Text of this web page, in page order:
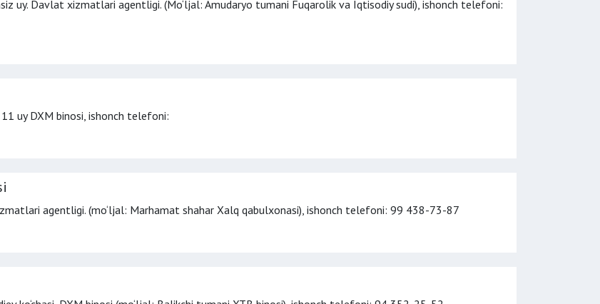
uy. Davlat xizmatlari agentligi. (Mo‘ljal: Amudaryo tumani Fuqarolik va Iqtisodiy sudi), ishonch telefoni:
uy DXM binosi,ishonch telefoni:
agentligi. (mo‘ljal: Marhamat shahar Xalq qabulxonasi), ishonch telefoni: 99 438-73-87